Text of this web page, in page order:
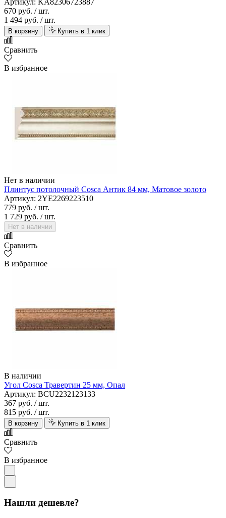
670 руб. / шт.
1 494 руб. / шт.
В корзину Купить в 1 клик
Сравнить
В избранное
Нет в наличии
Плинтус потолочный Cosca Антик 84 мм, Матовое золото
Артикул: 2YE2269223510
779 руб. / шт.
1 729 руб. / шт.
Нет в наличии
Сравнить
В избранное
В наличии
Угол Cosca Травертин 25 мм, Опал
Артикул: BCU2232123133
367 руб. / шт.
815 руб. / шт.
В корзину Купить в 1 клик
Сравнить
В избранное
Нашли дешевле?